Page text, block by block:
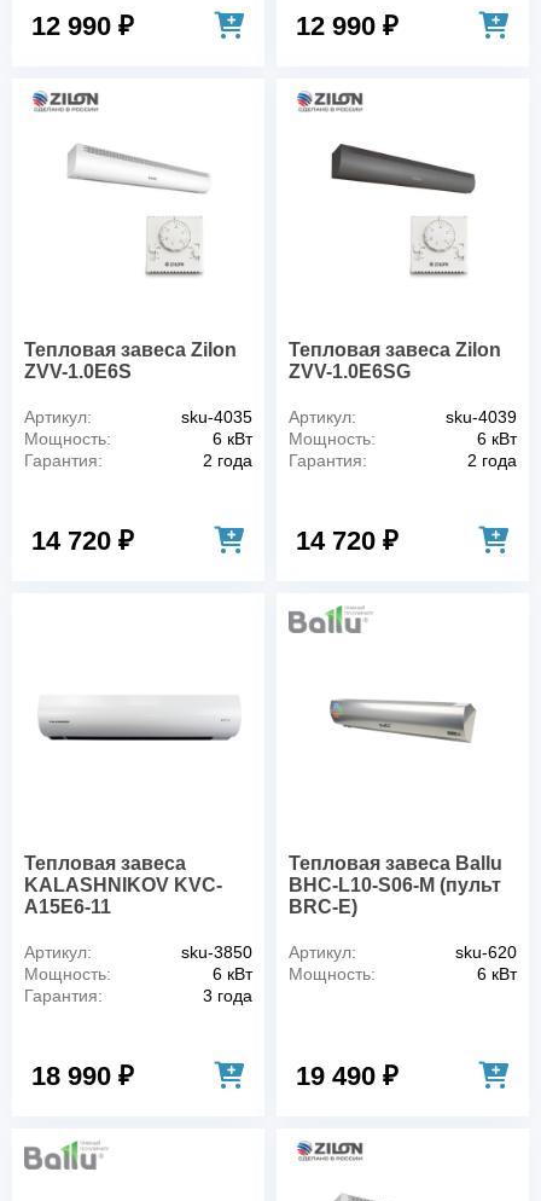
12 990 ₽ 12 990 ₽
Тепловая завеса Zilon
ZVV-1.0E6S
Артикул:
sku-4035
Мощность:
6 кВт
Гарантия:
2 года
14 720 ₽
Тепловая завеса Zilon
ZVV-1.0E6SG
Артикул:
sku-4039
Мощность:
6 кВт
Гарантия:
2 года
14 720 ₽
Тепловая завеса
KALASHNIKOV KVC-
A15E6-11
Артикул:
sku-3850
Мощность:
6 кВт
Гарантия:
3 года
18 990 ₽
Тепловая завеса Ballu
BHC-L10-S06-M (пульт
BRC-E)
Артикул:
sku-620
Мощность:
6 кВт
19 490 ₽